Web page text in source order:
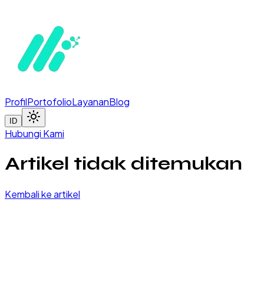
ProfilPortofolioLayananBlog
ID
Hubungi Kami
Artikel tidak ditemukan
Kembali ke artikel